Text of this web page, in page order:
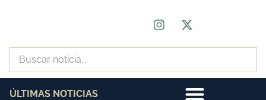
ÚLTIMAS NOTICIAS